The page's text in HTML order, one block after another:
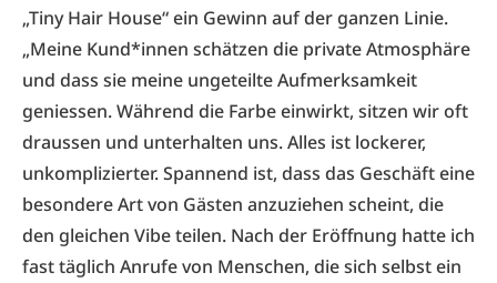
„Tiny Hair House“ ein Gewinn auf der ganzen Linie.
„Meine Kund*innen schätzen die private Atmosphäre
und dass sie meine ungeteilte Aufmerksamkeit
geniessen. Während die Farbe einwirkt, sitzen wir oft
draussen und unterhalten uns. Alles ist lockerer,
unkomplizierter. Spannend ist, dass das Geschäft eine
besondere Art von Gästen anzuziehen scheint, die
den gleichen Vibe teilen. Nach der Eröffnung hatte ich
fast täglich Anrufe von Menschen, die sich selbst ein